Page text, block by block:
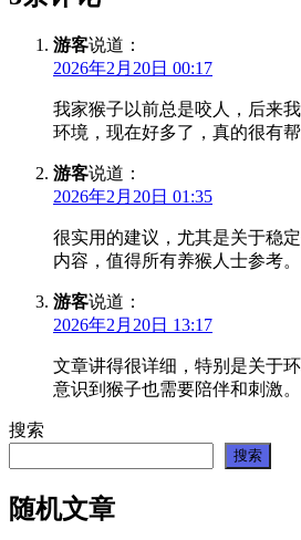
游客说道：
2026年2月20日 00:17
我家猴子以前总是咬人，后来
环境，现在好多了，真的很有帮
游客说道：
2026年2月20日 01:35
很实用的建议，尤其是关于稳
内容，值得所有养猴人士参考。
游客说道：
2026年2月20日 13:17
文章讲得很详细，特别是关于
意识到猴子也需要陪伴和刺激。
搜索
搜索
随机文章